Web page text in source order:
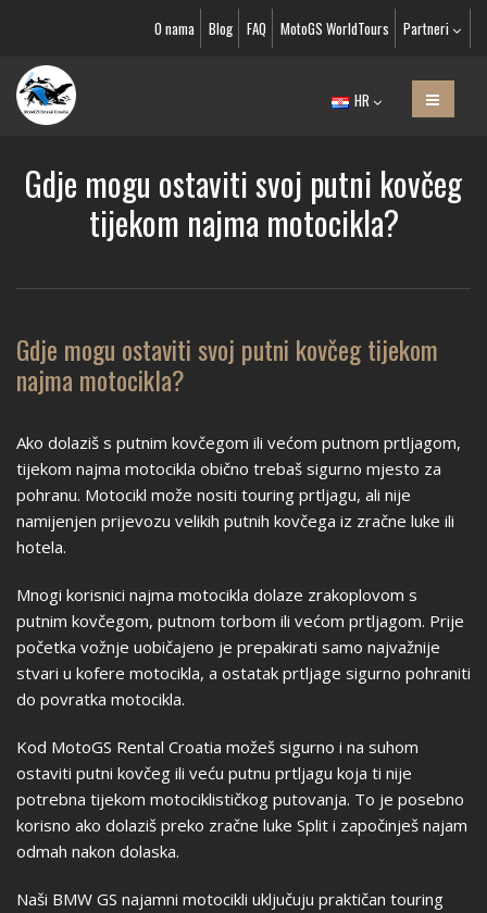
O nama Blog FAQ MotoGS WorldTours Partneri
HR
Gdje mogu ostaviti svoj putni kovčeg
tijekom najma motocikla?
Gdje mogu ostaviti svoj putni kovčeg tijekom
najma motocikla?
Ako dolaziš s putnim kovčegom ili većom putnom prtljagom,
tijekom najma motocikla obično trebaš sigurno mjesto za
pohranu. Motocikl može nositi touring prtljagu, ali nije
namijenjen prijevozu velikih putnih kovčega iz zračne luke ili
hotela.
Mnogi korisnici najma motocikla dolaze zrakoplovom s
putnim kovčegom, putnom torbom ili većom prtljagom. Prije
početka vožnje uobičajeno je prepakirati samo najvažnije
stvari u kofere motocikla, a ostatak prtljage sigurno pohraniti
do povratka motocikla.
Kod MotoGS Rental Croatia možeš sigurno i na suhom
ostaviti putni kovčeg ili veću putnu prtljagu koja ti nije
potrebna tijekom motociklističkog putovanja. To je posebno
korisno ako dolaziš preko zračne luke Split i započinješ najam
odmah nakon dolaska.
Naši BMW GS najamni motocikli uključuju praktičan touring